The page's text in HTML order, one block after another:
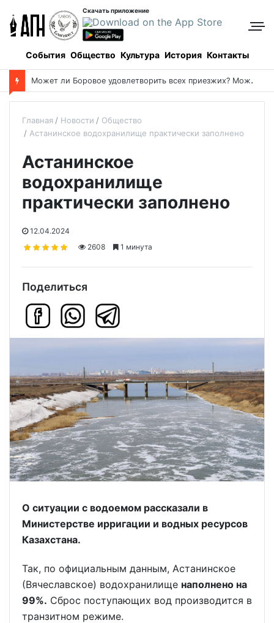
Скачать приложение
События Общество Культура История Контакты
Успенский пост-2026: даты и календарь питания
Главная Новости
Общество
Астанинское водохранилище практически заполнено
Астанинское
водохранилище
практически заполнено
12.04.2024
2608
1 минута
Поделиться
О ситуации с водоемом рассказали в
Министерстве ирригации и водных ресурсов
Казахстана.
Так, по официальным данным, Астанинское
(Вячеславское) водохранилище наполнено на
99%. Сброс поступающих вод производится в
транзитном режиме.